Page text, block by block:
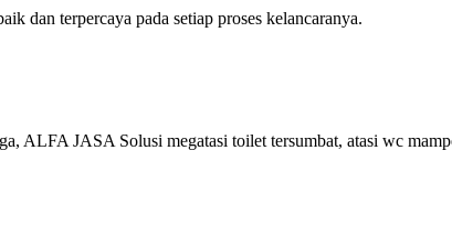
dan terpercaya pada setiap proses kelancaranya.
ALFA JASA Solusi megatasi toilet tersumbat, atasi wc